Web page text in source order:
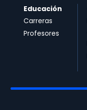
Educación
Carreras
Profesores